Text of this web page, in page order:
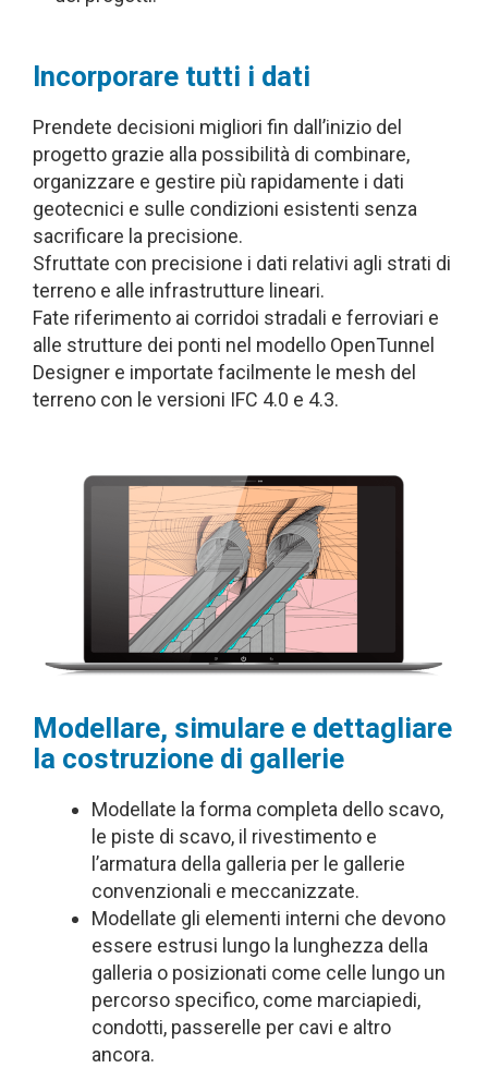
Incorporare tutti i dati
Prendete decisioni migliori fin dall’inizio del
progetto grazie alla possibilità di combinare,
organizzare e gestire più rapidamente i dati
geotecnici e sulle condizioni esistenti senza
sacrificare la precisione.
Sfruttate con precisione i dati relativi agli strati di
terreno e alle infrastrutture lineari.
Fate riferimento ai corridoi stradali e ferroviari e
alle strutture dei ponti nel modello OpenTunnel
Designer e importate facilmente le mesh del
terreno con le versioni IFC 4.0 e 4.3.
Modellare, simulare e dettagliare
la costruzione di gallerie
Modellate la forma completa dello scavo,
le piste di scavo, il rivestimento e
l’armatura della galleria per le gallerie
convenzionali e meccanizzate.
Modellate gli elementi interni che devono
essere estrusi lungo la lunghezza della
galleria o posizionati come celle lungo un
percorso specifico, come marciapiedi,
condotti, passerelle per cavi e altro
ancora.